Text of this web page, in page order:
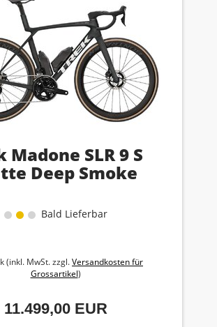
Madone SLR 9 S
Deep Smoke
Bald Lieferbar
(inkl. MwSt. zzgl.Versandkosten für
Grossartikel)
11.499,00 EUR